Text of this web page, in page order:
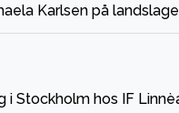
Karlsen på
Stockholm hos IF